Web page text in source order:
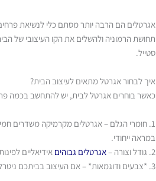
אגרטלים הם הרבה יותר מסתם כלי לנשיאת
תחושת הרמוניה ולהשלים את הקו העיצובי של
סטייל.
איך לבחור אגרטל מתאים לעיצוב הבית?
כאשר בוחרים אגרטל לבית, יש להתחשב בכמה
1. חומרי הגלם – אגרטלים מקרמיקה משדרים
במראה ייחודי.
2. גודל וצורה –
אגרטלים גבוהים אידיאליים
3. *צבעים ודוגמאות* – אם העיצוב בביתכם ניטרלי, ניתן להוסיף אגרטל בצבע עז ליצירת ניגודיות, או לבחור *אגרטל לבן* או *אגרטל שחור* למראה אלגנטי ומעודן.